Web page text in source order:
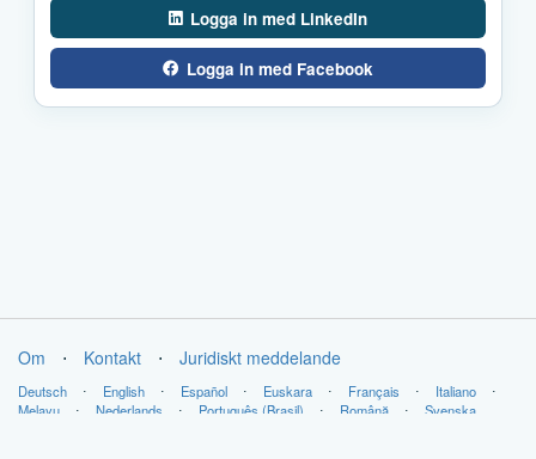
Logga in med LinkedIn
Logga in med Facebook
Om ⋅ Kontakt ⋅ Juridiskt meddelande
Deutsch ⋅ English ⋅ Español ⋅ Euskara ⋅ Français ⋅ Italiano
⋅
Melayu
⋅ Nederlands ⋅ Português (Brasil) ⋅ Română ⋅ Svenska